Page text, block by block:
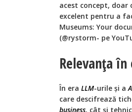
acest concept, doar
excelent pentru a
Museums: Your
(@rystorm- pe
Relevanța în
În era LLM-urile și a
care descifrează
business, cât și